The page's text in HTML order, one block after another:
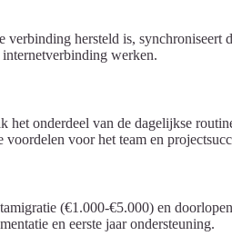
hersteld is, synchroniseert
werken.
onderdeel van de dagelijkse
voor het team en
(€1.000-€5.000) en
en eerste jaar ondersteuning.